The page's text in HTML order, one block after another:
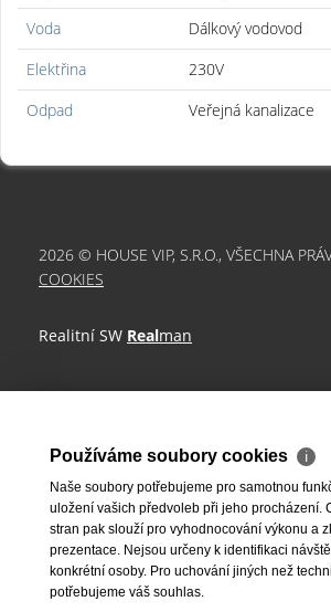
Voda
Dálkový vodovod
Elektřina
230V
Odpad
Veřejná kanalizace
2026 © HOUSE VIP, S.R.O., VŠECHNA
COOKIES
Realitní SW Realman
Používáme soubory cookies ℹ
Naše soubory potřebujeme pro samotnou
uložení vašich předvoleb při jeho procházení.
stran pak slouží pro vyhodnocování výkonu a
prezentace. Nejsou určeny k identifikaci
konkrétní osoby. Pro uchování jiných než
potřebujeme váš souhlas.